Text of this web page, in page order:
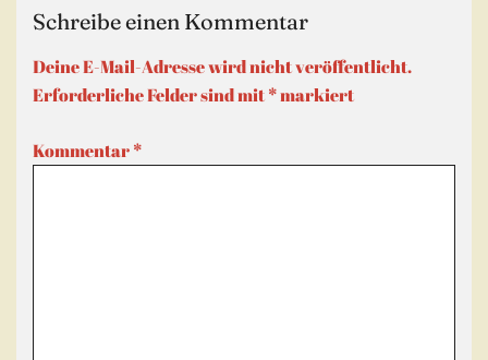
Schreibe einen Kommentar
Deine E-Mail-Adresse wird nicht veröffentlicht.
Erforderliche Felder sind mit*markiert
Kommentar*